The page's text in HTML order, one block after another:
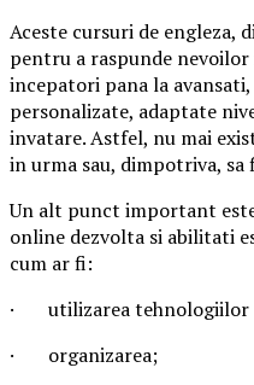
Aceste cursuri de engleza,
pentru a raspunde
incepatori pana la
personalizate, adaptate
invatare. Astfel, nu mai
in urma sau, dimpotriva,
Un alt punct important
online dezvolta si abilitati
cum ar fi:
· utilizarea tehnologiilor
· organizarea;